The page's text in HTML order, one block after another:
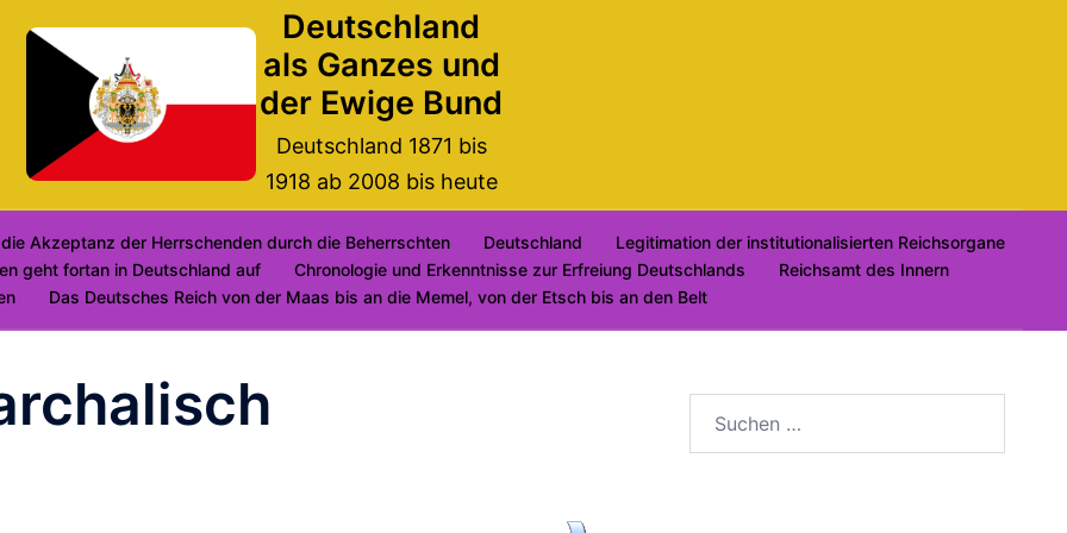
Deutschland
als Ganzes und
der Ewige Bund
Deutschland 1871 bis
1918 ab 2008 bis heute
Akzeptanz der Herrschenden durch die Beherrschten Deutschland
Legitimation der institutionalisierten Reichsorgane
geht fortan in Deutschland auf
Chronologie und Erkenntnisse zur Erfreiung Deutschlands
Reichsamt des Innern
Das Deutsches Reich von der Maas bis an die Memel, von der Etsch bis an den Belt